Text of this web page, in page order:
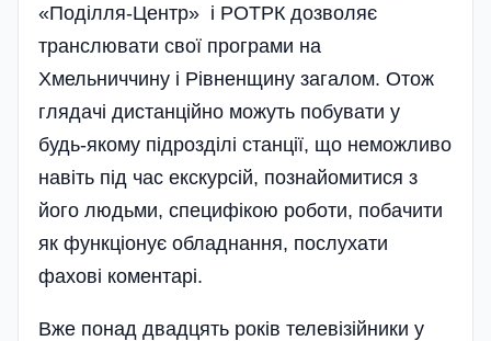
«Поділля-Центр» і РОТРК дозволяє
транслювати свої програми на
Хмельниччину і Рівненщину загалом. Отож
глядачі дистанційно можуть побувати у
будь-якому підрозділі станції, що неможливо
навіть під час екскурсій, познайомитися з
його людьми, специфікою роботи, побачити
як функ­ці­онує обла­днання, послухати
фахові коментарі.
Вже понад двадцять років телевізійники у